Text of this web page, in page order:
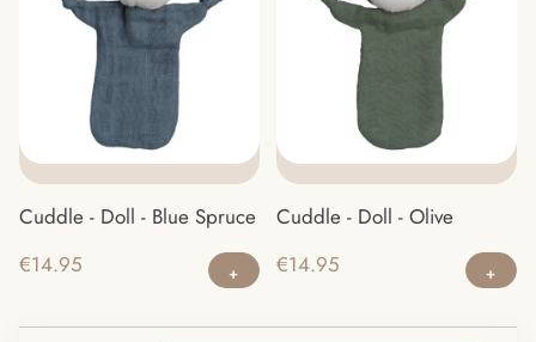
Cuddle - Doll - Blue Spruce
€14.95
Cuddle - Doll - Olive
€14.95